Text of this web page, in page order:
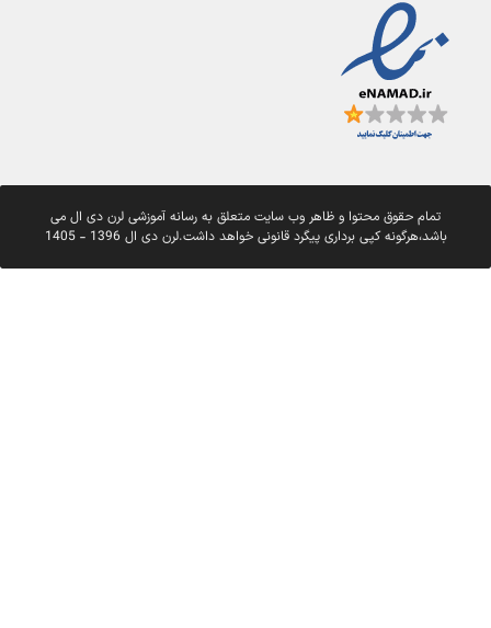
تمام حقوق محتوا و ظاهر وب سایت متعلق به رسانه آموزشی لرن دی ال می
باشد،هرگونه کپی برداری پیگرد قانونی خواهد داشت.لرن دی ال 1396 - 1405